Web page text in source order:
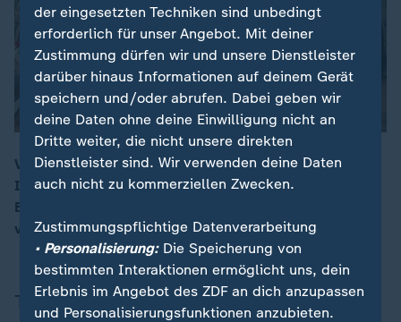
00:15
Viele sehen Ostdeutschland besonders von der
Inflation betroffen. Tatsächlich liegen Sachsen und
Brandenburg beim Anstieg vorn. Doch auch Bremen
verzeichnet eine hohe Teuerungsrate.
Thema
der eingesetzten Techniken sind unbedingt
erforderlich für unser Angebot. Mit deiner
Zustimmung dürfen wir und unsere Dienstleister
darüber hinaus Informationen auf deinem Gerät
speichern und/oder abrufen. Dabei geben wir
deine Daten ohne deine Einwilligung nicht an
Dritte weiter, die nicht unsere direkten
Dienstleister sind. Wir verwenden deine Daten
auch nicht zu kommerziellen Zwecken.
Zustimmungspflichtige Datenverarbeitung
• Personalisierung:Die Speicherung von
bestimmten Interaktionen ermöglicht uns, dein
Erlebnis im Angebot des ZDF an dich anzupassen
und Personalisierungsfunktionen anzubieten.